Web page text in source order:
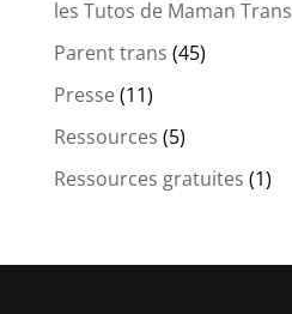
les Tutos de Maman Trans
Parent trans (45)
Presse(11)
Ressources (5)
Ressources gratuites (1)